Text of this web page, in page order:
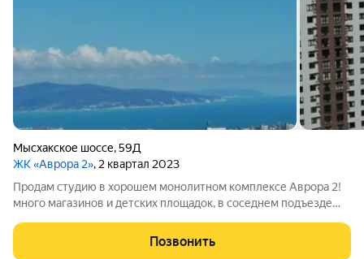
Мысхакское шоссе,59Д
ЖК «Аврора 2», 2 квартал 2023
Продам студию в хорошем монолитном комплексе Аврора 2!
много магазинов и детских площадок, в соседнем подъезде
спуск на лифте! удобная транспортная развязка 5 мин на авто в
любой конец города.
Позвонить